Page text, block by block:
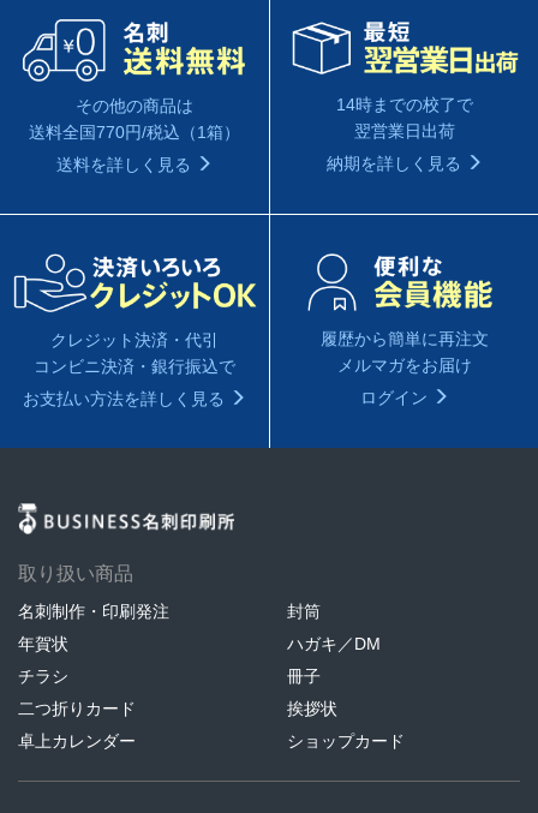
その他の商品は
送料全国770円/税込（1箱）
送料を詳しく見る
14時までの校了で
翌営業日出荷
納期を詳しく見る
クレジット決済・代引
コンビニ決済・銀行振込で
お支払い方法を詳しく見る
履歴から簡単に再注文
メルマガをお届け
ログイン
取り扱い商品
名刺制作・印刷発注
封筒
年賀状
ハガキ／DM
チラシ
冊子
二つ折りカード
挨拶状
卓上カレンダー
ショップカード